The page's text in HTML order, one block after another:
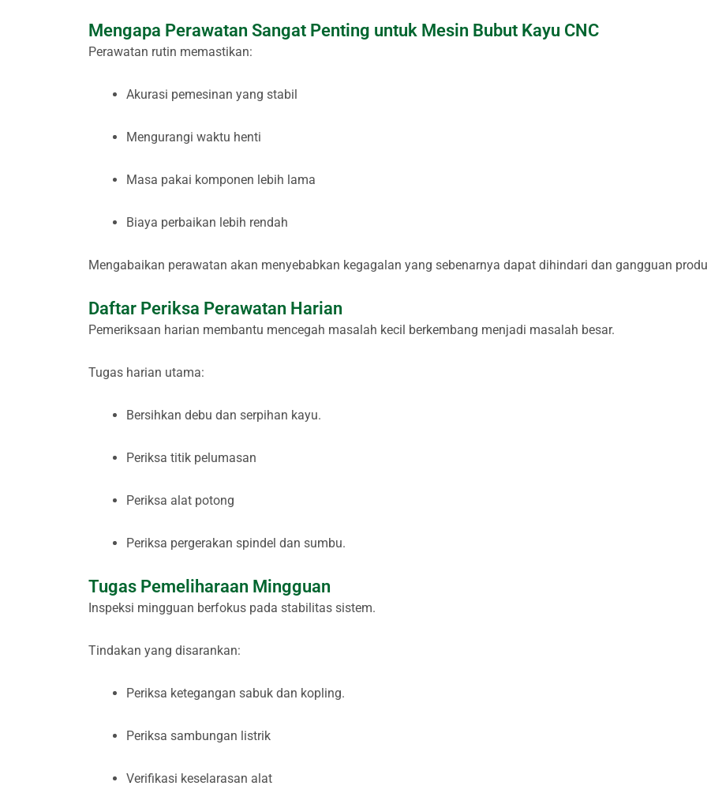
Mengapa Perawatan Sangat Penting untuk Mesin Bubut Kayu CNC
Perawatan rutin memastikan:
Akurasi pemesinan yang stabil
Mengurangi waktu henti
Masa pakai komponen lebih lama
Biaya perbaikan lebih rendah
Mengabaikan perawatan akan menyebabkan kegagalan yang sebenarnya dapat dihindari dan gangguan
Daftar Periksa Perawatan Harian
Pemeriksaan harian membantu mencegah masalah kecil berkembang menjadi masalah besar.
Tugas harian utama:
Bersihkan debu dan serpihan kayu.
Periksa titik pelumasan
Periksa alat potong
Periksa pergerakan spindel dan sumbu.
Tugas Pemeliharaan Mingguan
Inspeksi mingguan berfokus pada stabilitas sistem.
Tindakan yang disarankan:
Periksa ketegangan sabuk dan kopling.
Periksa sambungan listrik
Verifikasi keselarasan alat